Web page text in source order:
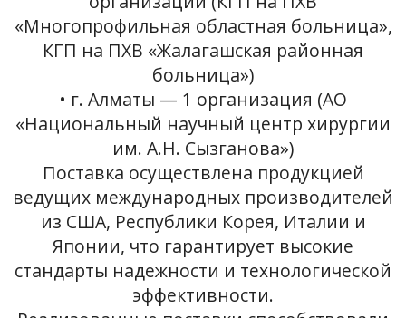
«Многопрофильная областная больница»,
КГП на ПХВ «Жалагашская районная
больница»)
• г. Алматы — 1 организация (АО
«Национальный научный центр хирургии
им. А.Н. Сызганова»)
Поставка осуществлена продукцией
ведущих международных производителей
из США, Республики Корея, Италии и
Японии, что гарантирует высокие
стандарты надежности и технологической
эффективности.